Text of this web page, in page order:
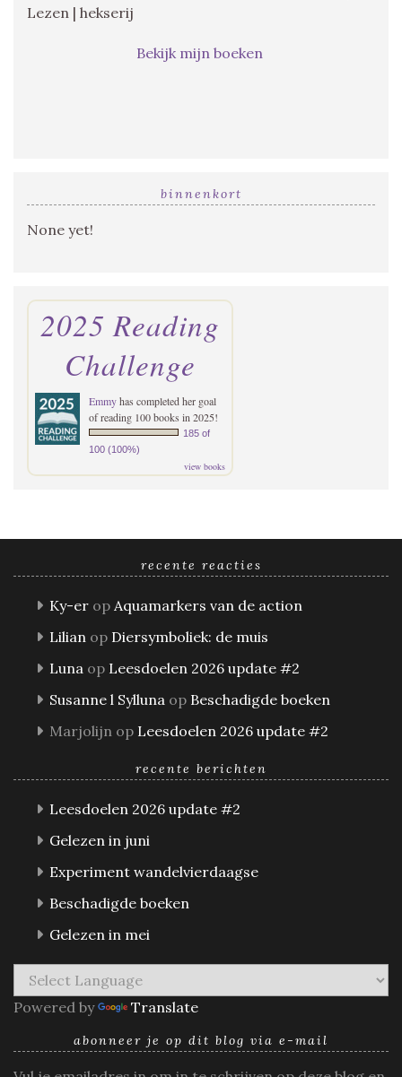
Lezen | hekserij
Bekijk mijn boeken
binnenkort
None yet!
2025 Reading
Challenge
Emmyhas completed her goal
of reading 100 books in 2025!
185 of
100 (100%)
view books
recente reacties
Ky-er op Aquamarkers van de action
Lilian op Diersymboliek: de muis
Luna op Leesdoelen 2026 update #2
Susanne l Sylluna op Beschadigde boeken
Marjolijn op Leesdoelen 2026 update #2
recente berichten
Leesdoelen 2026 update #2
Gelezen in juni
Experiment wandelvierdaagse
Beschadigde boeken
Gelezen in mei
Powered by Translate
abonneer je op dit blog via e-mail